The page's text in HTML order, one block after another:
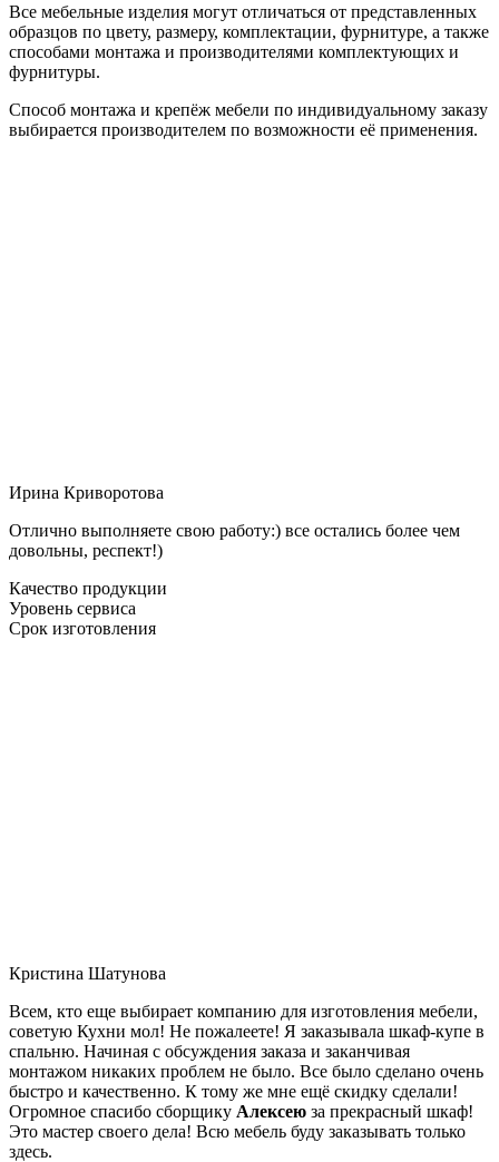
Все мебельные изделия могут отличаться от представленных
образцов по цвету, размеру, комплектации, фурнитуре, а также
способами монтажа и производителями комплектующих и
фурнитуры.
Способ монтажа и крепёж мебели по индивидуальному заказу
выбирается производителем по возможности её применения.
Ирина Криворотова
Отлично выполняете свою работу:) все остались более чем
довольны, респект!)
Качество продукции
Уровень сервиса
Срок изготовления
Кристина Шатунова
Всем, кто еще выбирает компанию для изготовления мебели,
советую Кухни мол! Не пожалеете! Я заказывала шкаф-купе в
спальню. Начиная с обсуждения заказа и заканчивая
монтажом никаких проблем не было. Все было сделано очень
быстро и качественно. К тому же мне ещё скидку сделали!
Огромное спасибо сборщику Алексею за прекрасный шкаф!
Это мастер своего дела! Всю мебель буду заказывать только
здесь.